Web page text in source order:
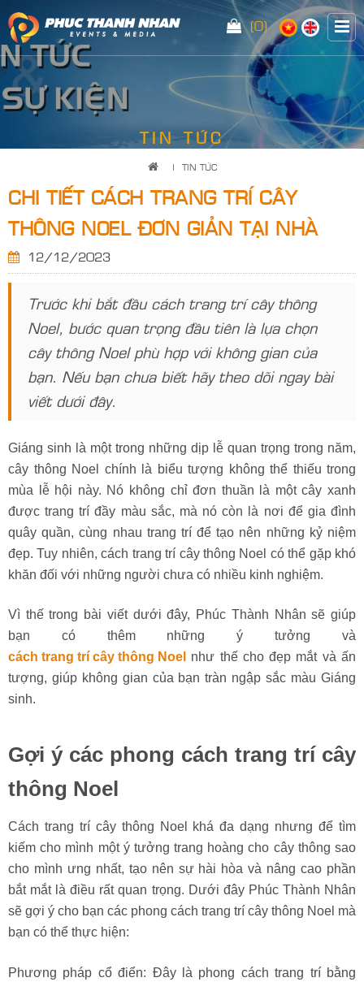
(0)
<
TIN TỨC
| TIN TỨC
CHI TIẾT CÁCH TRANG TRÍ CÂY
THÔNG NOEL ĐƠN GIẢN TẠI NHÀ
12/12/2023
Trước khi bắt đầu cách trang trí cây thông
Noel, bước quan trọng đầu tiên là lựa chọn
cây thông Noel phù hợp với không gian của
bạn. Nếu bạn chưa biết hãy theo dõi ngay bài
viết dưới đây.
Giáng sinh là một trong những dịp lễ quan trọng trong năm,
cây thông Noel chính là biểu tượng không thể thiếu trong
mùa lễ hội này. Nó không chỉ đơn thuần là một cây xanh
được trang trí đầy màu sắc, mà nó còn là nơi để gia đình
quây quần, cùng nhau trang trí để tạo nên những kỷ niệm
đẹp. Tuy nhiên, cách trang trí cây thông Noel có thể gặp khó
khăn đối với những người chưa có nhiều kinh nghiệm.
Vì thế trong bài viết dưới đây, Phúc Thành Nhân sẽ giúp
bạn có thêm những ý tưởng và
cách trang trí cây thông Noel
như thế cho đẹp mắt và ấn
tượng, giúp không gian của bạn tràn ngập sắc màu Giáng
sinh.
Gợi ý các phong cách trang trí cây
thông Noel
Cách trang trí cây thông Noel khá đa dạng nhưng để tìm
kiếm cho mình một ý tưởng trang hoàng cho cây thông sao
cho mình ưng nhất, tạo nên sự hài hòa và nâng cao phần
bắt mắt là điều rất quan trọng. Dưới đây Phúc Thành Nhân
sẽ gợi ý cho bạn các phong cách trang trí cây thông Noel mà
bạn có thể thực hiện:
Phương pháp cổ điển: Đây là phong cách trang trí bằng